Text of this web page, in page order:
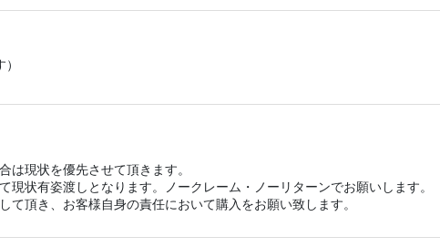
は現状を優先させて頂きます。
現状有姿渡しとなります。ノークレーム・ノーリターンでお願いします。
て頂き、お客様自身の責任において購入をお願い致します。